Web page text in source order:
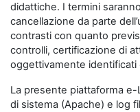
didattiche. I termini
cancellazione da parte
contrasti con quanto
controlli, certificazione di
oggettivamente
La presente piattaforma
di sistema (Apache) e log